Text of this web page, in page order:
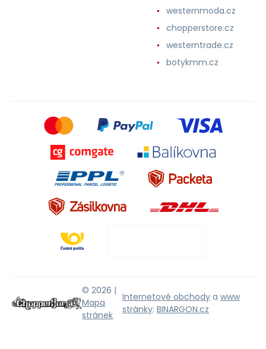
westernmoda.cz
chopperstore.cz
westerntrade.cz
botykmm.cz
© 2026 |
Mapa
stránek
Internetové obchody a www
stránky: BINARGON.cz